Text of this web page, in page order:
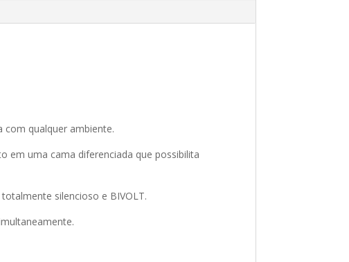
com qualquer ambiente.
em uma cama diferenciada que possibilita
silencioso e BIVOLT.